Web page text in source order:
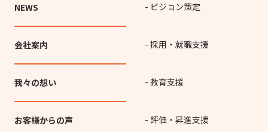
NEWS
会社案内
我々の想い
お客様からの声
- ビジョン策定
- 採用・就職支援
- 教育支援
- 評価・昇進支援